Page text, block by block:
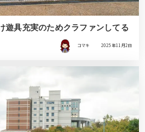
遊具充実のためクラファンしてる
コマキ 2025年11月2日